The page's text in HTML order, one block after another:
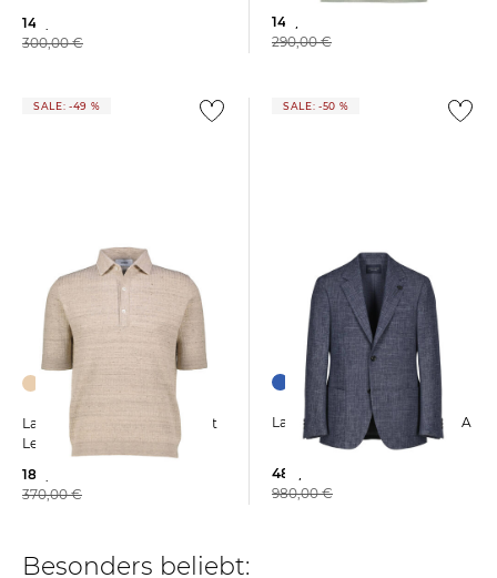
149,99 €
300,00 €
149,99 €
290,00 €
SALE: -49 %
Lardini | Herren Pullover mit
Leinen
189,99 €
370,00 €
SALE: -50 %
Lardini | Herren Sakko ROMA
489,99 €
980,00 €
Besonders beliebt: